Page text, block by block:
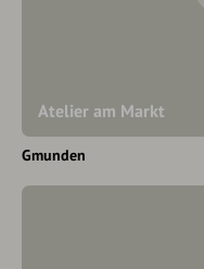
Atelier am Markt
Gmunden